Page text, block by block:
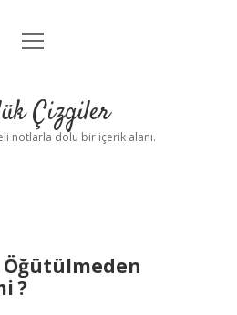
Anasayfa
Uyarı
menüyü
Çizgiler
notlarla dolu bir içerik alanı.
?